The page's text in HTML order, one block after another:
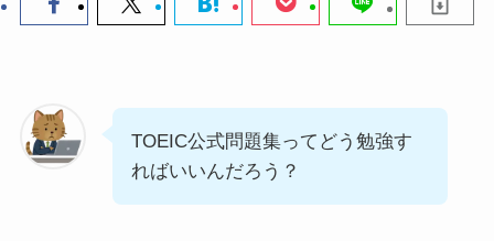
TOEIC公式問題集ってどう勉強す
ればいいんだろう？